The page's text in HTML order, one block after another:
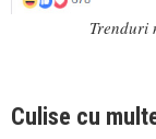
Trenduri
Culise cu